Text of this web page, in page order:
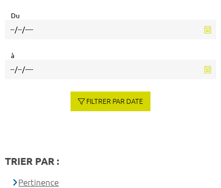
Du
à
FILTRER PAR DATE
TRIER PAR :
Pertinence